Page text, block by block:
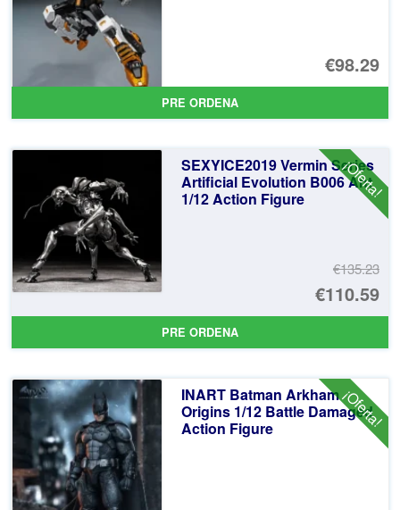
€98.29
PRE ORDENA
¡Oferta!
SEXYICE2019 Vermin Series
Artificial Evolution B006 Ant
1/12 Action Figure
€135.23
El
€110.59
El
PRE ORDENA
¡Oferta!
INART Batman Arkham
Origins 1/12 Battle Damaged
Action Figure